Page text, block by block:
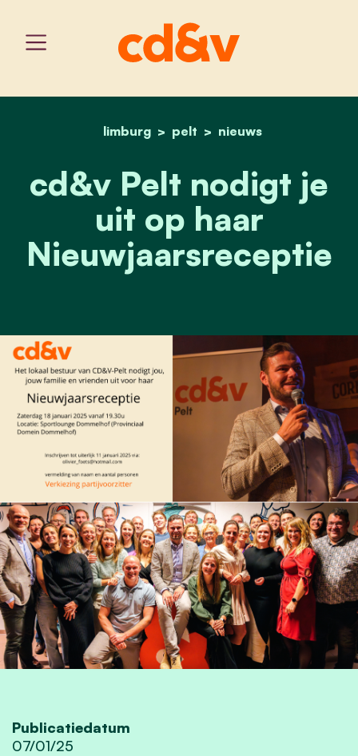
home
limburg pelt nieuws
cd&v pelt nodigt je uit
cd&v Pelt nodigt je
uit op haar
Nieuwjaarsreceptie
Publicatiedatum
07/01/25